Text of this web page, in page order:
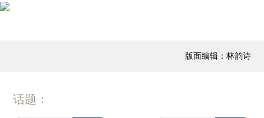
版面编辑：林韵诗
话题：